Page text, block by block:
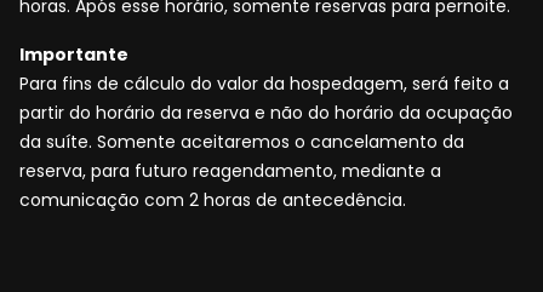
horas. Após esse horário, somente reservas para pernoite.
Importante
Para fins de cálculo do valor da hospedagem, será feito a
partir do horário da reserva e não do horário da ocupação
da suíte. Somente aceitaremos o cancelamento da
reserva, para futuro reagendamento, mediante a
comunicação com 2 horas de antecedência.